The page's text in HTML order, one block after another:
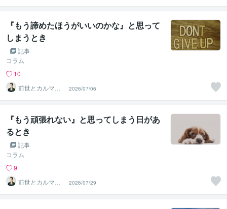
『もう諦めたほうがいいのかな』と思って
しまうとき
記事
コラム
10
前世とカルマの
翻訳者 Haku
2026/07/06
『もう頑張れない』と思ってしまう日があ
るとき
記事
コラム
9
前世とカルマの
翻訳者 Haku
2026/07/29